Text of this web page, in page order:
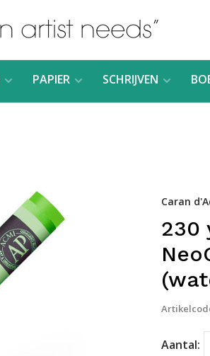
PAPIER SCHRIJVEN
Caran
230
Aantal: